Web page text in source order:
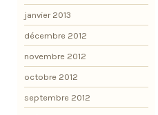
janvier 2013
décembre 2012
novembre 2012
octobre 2012
septembre 2012